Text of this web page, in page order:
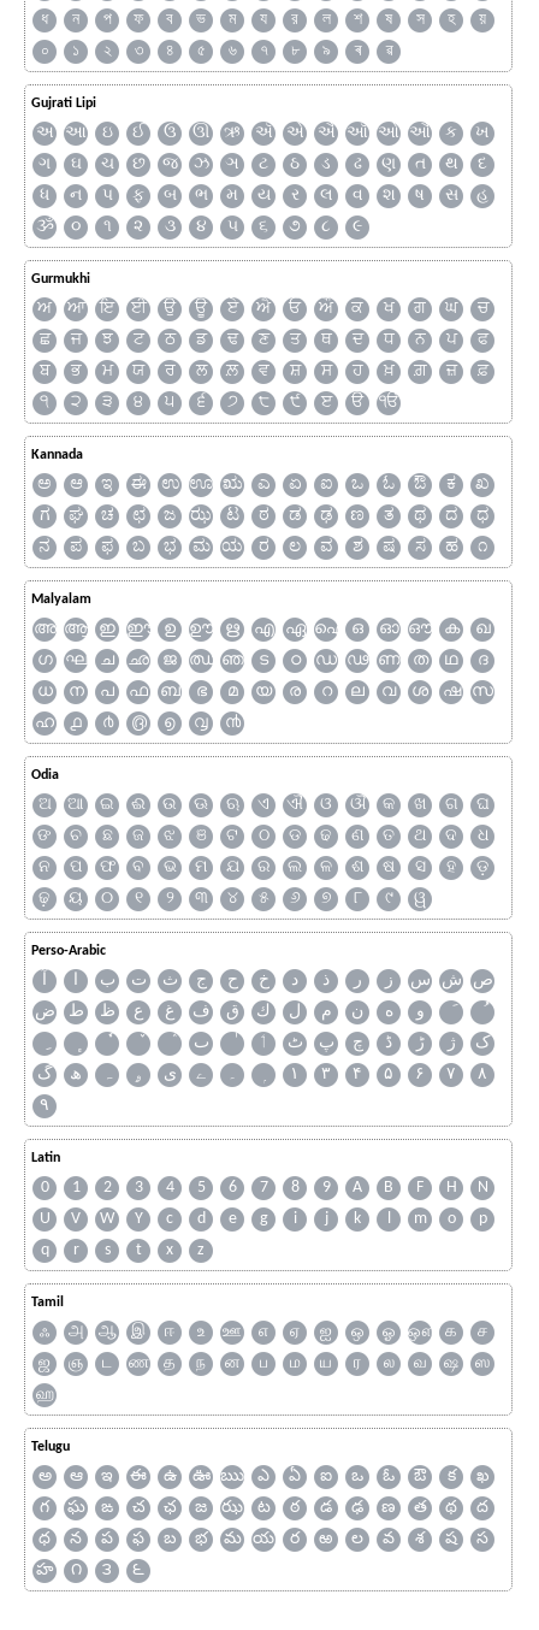
ধ
ন প ফ ব ভ ম য র ল শ ষ স হ
য়
০
১ ২ ৩ ৪ ৫ ৬ ৭ ৮ ৯ ৰ ৱ
Gujrati Lipi
અ આ ઇ ઈ ઉ ઊ ઋ ઍ એ ઐ ઑ ઓ ઔ ક
ખ
ગ
ઘ ચ છ જ ઝ ઞ ટ ઠ ડ ઢ ણ ત થ
દ
ધ
ન પ ફ બ ભ મ ય ર લ વ શ ષ સ
હ
ૐ
૦ ૧ ૨ ૩ ૪ ૫ ૬ ૭ ૮ ૯
Gurmukhi
ਅ ਆ ਇ ਈ ਉ ਊ ਏ ਐ ਓ ਔ ਕ ਖ ਗ ਘ
ਚ
ਛ
ਜ ਝ ਟ ਠ ਡ ਢ ਣ ਤ ਥ ਦ ਧ ਨ ਪ
ਫ
ਬ
ਭ ਮ ਯ ਰ ਲ ਲ਼ ਵ ਸ਼ ਸ ਹ ਖ਼ ਗ਼ ਜ਼
ਫ਼
੧
੨ ੩ ੪ ੫ ੬ ੭ ੮ ੯ ੲ ੳ ੴ
Kannada
ಅ ಆ ಇ ಈ ಉ ಊ ಋ ಎ ಏ ಐ ಒ ಓ ಔ ಕ
ಖ
ಗ
ಘ ಚ ಛ ಜ ಝ ಟ ಠ ಡ ಢ ಣ ತ ಥ ದ
ಧ
ನ
ಪ ಫ ಬ ಭ ಮ ಯ ರ ಲ ವ ಶ ಷ ಸ ಹ ೧
Malyalam
അ ആ ഇ ഈ ഉ ഊ ഋ എ ഏ ഐ ഒ ഓ ഔ ക
ഖ
ഗ
ഘ ച ഛ ജ ഝ ഞ ട ഠ ഡ ഢ ണ ത ഥ
ദ
ധ
ന പ ഫ ബ ഭ മ യ ര റ ല വ ശ ഷ
സ
ഹ
൧ ൪ ൫ ൭ ൮ ൯
Odia
ଅ ଆ ଇ ଈ ଉ ଊ ଋ ଏ ଐ ଓ ଔ କ ଖ ଗ
ଘ
ଙ
ଚ ଛ ଜ ଝ ଞ ଟ ଠ ଡ ଢ ଣ ତ ଥ ଦ
ଧ
ନ
ପ ଫ ବ ଭ ମ ଯ ର ଲ ଳ ଶ ଷ ସ ହ
ଡ଼
ଢ଼
ୟ ୦ ୧ ୨ ୩ ୪ ୫ ୬ ୭ ୮ ୯ ୱ
Perso-Arabic
آ ا ب ت ث ج ح خ د ذ ر ز س ش ص
ض
ط ظ ع غ ف ق ك ل م ن ه
و
ٮ
ٲ ٹ پ چ ڈ ڑ ژ
ک
گ
ھ ہ ۄ ی ے ۔ ۱ ۳ ۴ ۵ ۶ ۷
۸
۹
Latin
0 1 2 3 4 5 6 7 8 9 A B F H
N
U
V W Y c d e g i j k l m o
p
q
r s t x z
Tamil
ஃ அ ஆ இ ஈ உ ஊ எ ஏ ஐ ஒ ஓ ஔ க
ச
ஜ
ஞ ட ண த ந ன ப ம ய ர ல வ ஷ
ஸ
ஹ
Telugu
అ ఆ ఇ ఈ ఉ ఊ ఋ ఎ ఏ ఐ ఒ ఓ ఔ క
ఖ
గ
ఘ ఙ చ ఛ జ ఝ ట ఠ డ ఢ ణ త థ
ద
ధ
న ప ఫ బ భ మ య ర ఱ ల వ శ ష
స
హ
౧ ౩ ౬